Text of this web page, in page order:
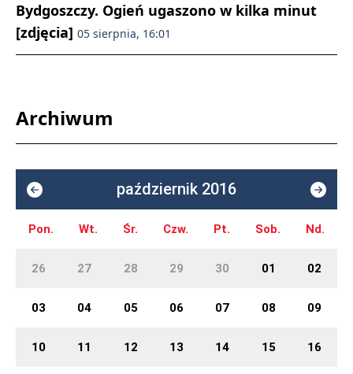
Bydgoszczy. Ogień ugaszono w kilka minut
[zdjęcia] 05 sierpnia, 16:01
Archiwum
październik 2016
Pon. Wt. Śr. Czw. Pt. Sob. Nd.
26 27 28 29 30 01 02
03 04 05 06 07 08 09
10 11 12 13 14 15 16